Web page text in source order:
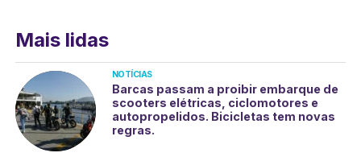
Mais lidas
NOTÍCIAS
Barcas passam a proibir embarque de
scooters elétricas, ciclomotores e
autopropelidos. Bicicletas tem novas
regras.